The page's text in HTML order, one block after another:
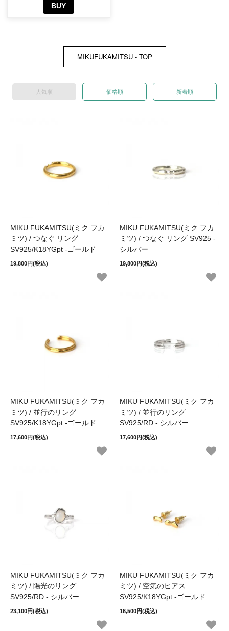
BUY
MIKUFUKAMITSU - TOP
人気順 価格順 新着順
MIKU FUKAMITSU(ミク フカ
ミツ) / つなぐ リング
SV925/K18YGpt -ゴールド
19,800円(税込)
MIKU FUKAMITSU(ミク フカ
ミツ) / つなぐ リング SV925 -
シルバー
19,800円(税込)
MIKU FUKAMITSU(ミク フカ
ミツ) / 並行のリング
SV925/K18YGpt -ゴールド
17,600円(税込)
MIKU FUKAMITSU(ミク フカ
ミツ) / 並行のリング
SV925/RD - シルバー
17,600円(税込)
MIKU FUKAMITSU(ミク フカ
ミツ) / 陽光のリング
SV925/RD - シルバー
23,100円(税込)
MIKU FUKAMITSU(ミク フカ
ミツ) / 空気のピアス
SV925/K18YGpt -ゴールド
16,500円(税込)